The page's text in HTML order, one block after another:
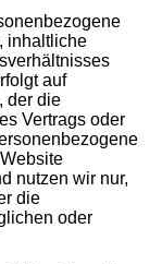
inhaltliche
auf
der die
Vertrags oder
nutzen wir nur,
die
oder